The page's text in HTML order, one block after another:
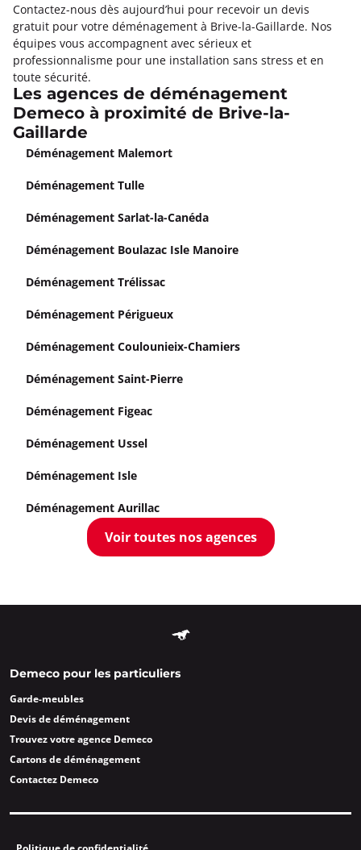
Contactez-nous dès aujourd’hui pour recevoir un devis
gratuit pour votre déménagement à Brive-la-Gaillarde. Nos
équipes vous accompagnent avec sérieux et
professionnalisme pour une installation sans stress et en
toute sécurité.
Les agences de déménagement
Demeco à proximité de Brive-la-
Gaillarde
Déménagement Malemort
Déménagement Tulle
Déménagement Sarlat-la-Canéda
Déménagement Boulazac Isle Manoire
Déménagement Trélissac
Déménagement Périgueux
Déménagement Coulounieix-Chamiers
Déménagement Saint-Pierre
Déménagement Figeac
Déménagement Ussel
Déménagement Isle
Déménagement Aurillac
Voir toutes nos agences
Demeco pour les particuliers
Garde-meubles
Devis de déménagement
Trouvez votre agence Demeco
Cartons de déménagement
Contactez Demeco